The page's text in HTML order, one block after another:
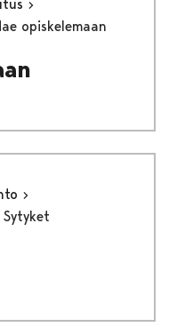
opiskelemaan
Sytyket